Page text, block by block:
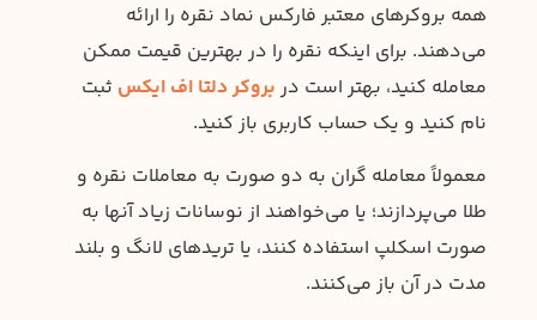
همه بروکرهای معتبر فارکس نماد نقره را ارائه
می‌دهند. برای اینکه نقره را در بهترین قیمت ممکن
معامله کنید، بهتر است در بروکر دلتا اف ایکس ثبت
نام کنید و یک حساب کاربری باز کنید.
معمولاً معامله گران به دو صورت به معاملات نقره و
طلا می‌پردازند؛ یا می‌خواهند از نوسانات زیاد آنها به
صورت اسکلپ استفاده کنند، یا تریدهای لانگ و بلند
مدت در آن باز می‌کنند.